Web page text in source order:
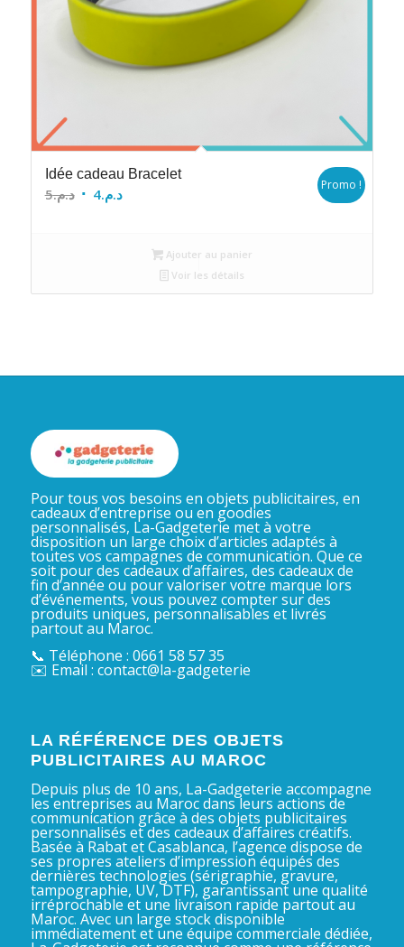
Idée cadeau Bracelet
د.م.5
Le
د.م.4
Le
Promo !
Ajouter au panier
Voir les détails
Pour tous vos besoins en objets publicitaires, en
cadeaux d’entreprise ou en goodies
personnalisés, La-Gadgeterie met à votre
disposition un large choix d’articles adaptés à
toutes vos campagnes de communication. Que ce
soit pour des cadeaux d’affaires, des cadeaux de
fin d’année ou pour valoriser votre marque lors
d’événements, vous pouvez compter sur des
produits uniques, personnalisables et livrés
partout au Maroc.
📞 Téléphone : 0661 58 57 35
✉️ Email : contact@la-gadgeterie
LA RÉFÉRENCE DES OBJETS
PUBLICITAIRES AU MAROC
Depuis plus de 10 ans, La-Gadgeterie accompagne
les entreprises au Maroc dans leurs actions de
communication grâce à des objets publicitaires
personnalisés et des cadeaux d’affaires créatifs.
Basée à Rabat et Casablanca, l’agence dispose de
ses propres ateliers d’impression équipés des
dernières technologies (sérigraphie, gravure,
tampographie, UV, DTF), garantissant une qualité
irréprochable et une livraison rapide partout au
Maroc. Avec un large stock disponible
immédiatement et une équipe commerciale dédiée,